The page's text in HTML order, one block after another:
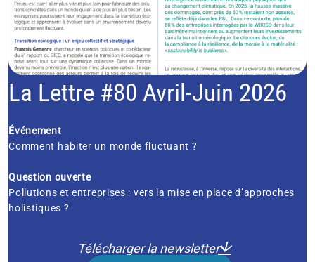
La Lettre #80 Avril-Juin 2026
Événement
Comment habiter un monde fluctuant ?
Question ouverte
Pollutions et entreprises : vers la mise en place d’approches
holistiques ?
Télécharger la newsletter